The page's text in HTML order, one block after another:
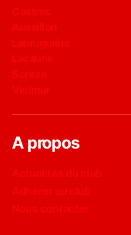
A propos